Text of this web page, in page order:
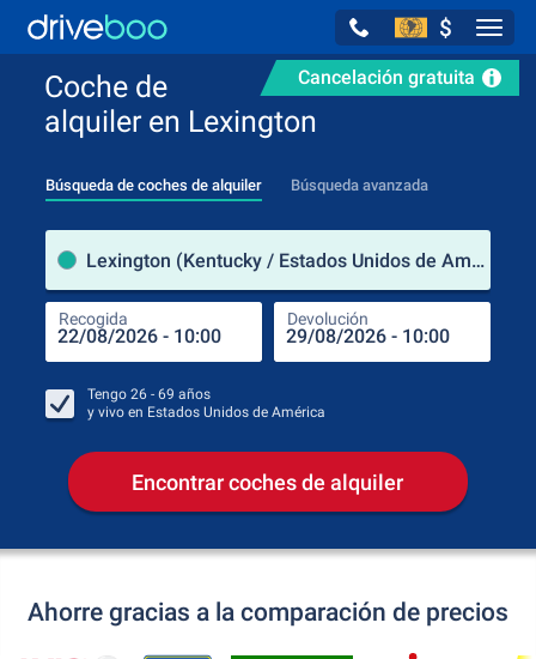
$
Cancelación gratuita
Coche de
alquiler en Lexington
Búsqueda de coches de alquiler Búsqueda avanzada
Lexington (Kentucky / Estados Unidos de América)
Recogida Devolución
Tengo 26 - 69 años
y vivo en Estados Unidos de América
Encontrar coches de alquiler
Ahorre gracias a la comparación de precios